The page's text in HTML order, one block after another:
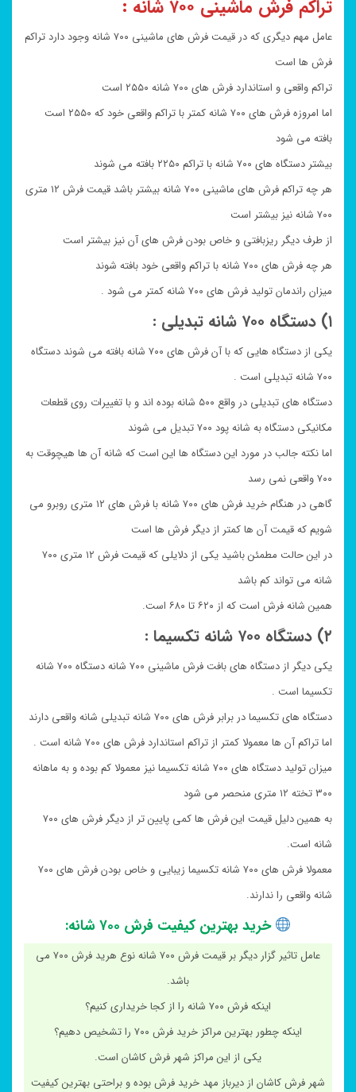
تراکم فرش ماشینی ۷۰۰ شانه :
عامل مهم دیگری که در قیمت فرش های ماشینی ۷۰۰ شانه وجود دارد تراکم
فرش ها است
تراکم واقعی و استاندارد فرش های ۷۰۰ شانه ۲۵۵۰ است
اما امروزه فرش های ۷۰۰ شانه کمتر با تراکم واقعی خود که ۲۵۵۰ است
بافته می شود
بیشتر دستگاه های ۷۰۰ شانه با تراکم ۲۲۵۰ بافته می شوند
هر چه تراکم فرش های ماشینی ۷۰۰ شانه بیشتر باشد قیمت فرش ۱۲ متری
۷۰۰ شانه نیز بیشتر است
از طرف دیگر ریزبافتی و خاص بودن فرش های آن نیز بیشتر است
هر چه فرش های ۷۰۰ شانه با تراکم واقعی خود بافته شوند
میزان راندمان تولید فرش های ۷۰۰ شانه کمتر می شود .
۱) دستگاه ۷۰۰ شانه تبدیلی :
یکی از دستگاه هایی که با آن فرش های ۷۰۰ شانه بافته می شوند دستگاه
۷۰۰ شانه تبدیلی است .
دستگاه های تبدیلی در واقع ۵۰۰ شانه بوده اند و با تغییرات روی قطعات
مکانیکی دستگاه به شانه پود ۷۰۰ تبدیل می شوند
اما نکته جالب در مورد این دستگاه ها این است که شانه آن ها هیچوقت به
۷۰۰ واقعی نمی رسد
گاهی در هنگام خرید فرش های ۷۰۰ شانه با فرش های ۱۲ متری روبرو می
شویم که قیمت آن ها کمتر از دیگر فرش ها است
در این حالت مطمئن باشید یکی از دلایلی که قیمت فرش ۱۲ متری ۷۰۰
شانه می تواند کم باشد
همین شانه فرش است که از ۶۲۰ تا ۶۸۰ است.
۲) دستگاه ۷۰۰ شانه تکسیما :
یکی دیگر از دستگاه های بافت فرش ماشینی ۷۰۰ شانه دستگاه ۷۰۰ شانه
تکسیما است .
دستگاه های تکسیما در برابر فرش های ۷۰۰ شانه تبدیلی شانه واقعی دارند
اما تراکم آن ها معمولا کمتر از تراکم استاندارد فرش های ۷۰۰ شانه است .
میزان تولید دستگاه های ۷۰۰ شانه تکسیما نیز معمولا کم بوده و به ماهانه
۳۰۰ تخته ۱۲ متری منحصر می شود
به همین دلیل قیمت این فرش ها کمی پایین تر از دیگر فرش های ۷۰۰
شانه است.
معمولا فرش های ۷۰۰ شانه تکسیما زیبایی و خاص بودن فرش های ۷۰۰
شانه واقعی را ندارند.
خرید بهترین کیفیت فرش ۷۰۰ شانه:
عامل تاثیر گزار دیگر بر قیمت فرش ۷۰۰ شانه نوع هرید فرش ۷۰۰ می
باشد.
اینکه فرش ۷۰۰ شانه را از کجا خریداری کنیم؟
اینکه چطور بهترین مراکز خرید فرش ۷۰۰ را تشخیص دهیم؟
یکی از این مراکز شهر فرش کاشان است.
شهر فرش کاشان از دیرباز مهد خرید فرش بوده و براحتی بهترین کیفیت